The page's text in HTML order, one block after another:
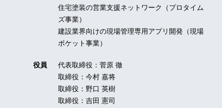
住宅塗装の営業支援ネットワーク（プロタイム
ズ事業）
建設業界向けの現場管理専用アプリ開発（現場
ポケット事業）
役員
代表取締役：菅原 徹
取締役：今村 嘉将
取締役：野口 英樹
取締役：吉田 憲司